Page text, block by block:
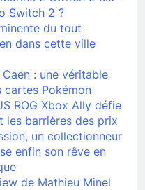
Switch 2 ?
du tout
dans cette ville
: une véritable
cartes Pokémon
ROG Xbox Ally défie
les barrières des prix
un collectionneur
enfin son rêve en
de Mathieu Minel